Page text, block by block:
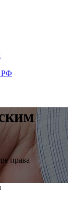
РФ
права